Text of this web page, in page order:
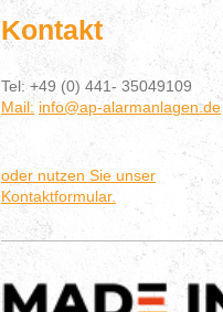
Kontakt
Tel: +49 (0) 441- 35049109
Mail: info@ap-alarmanlagen.de
oder nutzen Sie unser
Kontaktformular.